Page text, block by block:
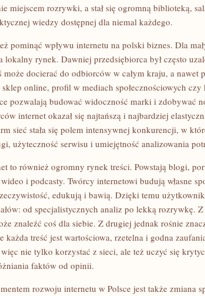
miejscem rozrywki, a stał się ogromną biblioteką,
wiedzy dostępnej dla niemal każdego.
pominąć wpływu internetu na polski biznes. Dla
lokalny rynek. Dawniej przedsiębiorca był często
docierać do odbiorców w całym kraju, a nawet
online, profil w mediach społecznościowych
pozwalają budować widoczność marki i zdobywać
internet okazał się najtańszą i najbardziej
sieć stała się polem intensywnej konkurencji, w
użyteczność serwisu i umiejętność analizowania
to również ogromny rynek treści. Powstają blogi,
i podcasty. Twórcy internetowi budują własne
edukują i bawią. Dzięki temu
od specjalistycznych analiz po lekką rozrywkę.
znaleźć coś dla siebie. Z drugiej jednak rośnie
każda treść jest wartościowa, rzetelna i godna
nie tylko korzystać z sieci, ale też uczyć się
faktów od opinii.
rozwoju internetu w Polsce jest także zmiana